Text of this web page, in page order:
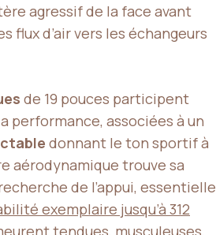
agressif de la face avant
flux d’air vers les échangeurs
de 19 pouces participent
performance, associées à un
donnant le ton sportif à
aérodynamique trouve sa
de l’appui, essentielle
exemplaire jusqu’à 312
tendues, musculeuses,